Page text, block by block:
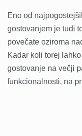
Eno od
gostovanjem je tudi
povečate oziroma
Kadar koli torej
gostovanje na večji
funkcionalnosti, na